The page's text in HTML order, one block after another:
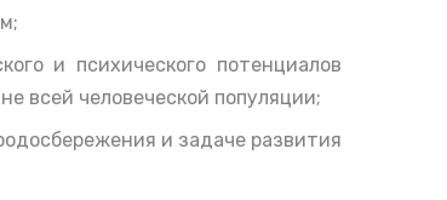
;
и психического потенциалов
всей человеческой популяции;
и задаче развития